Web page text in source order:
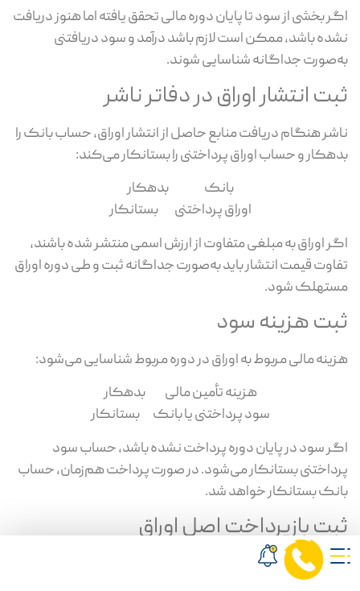
اگر بخشی از سود تا پایان دوره مالی تحقق یافته اما هنوز دریافت
نشده باشد، ممکن است لازم باشد درآمد و سود دریافتنی
به‌صورت جداگانه شناسایی شوند.
ثبت انتشار اوراق در دفاتر ناشر
ناشر هنگام دریافت منابع حاصل از انتشار اوراق، حساب بانک را
بدهکار و حساب اوراق پرداختنی را بستانکار می‌کند:
بانک بدهکار
اوراق پرداختنی بستانکار
اگر اوراق به مبلغی متفاوت از ارزش اسمی منتشر شده باشند،
تفاوت قیمت انتشار باید به‌صورت جداگانه ثبت و طی دوره اوراق
مستهلک شود.
ثبت هزینه سود
هزینه مالی مربوط به اوراق در دوره مربوط شناسایی می‌شود:
هزینه تأمین مالی بدهکار
سود پرداختنی یا بانک بستانکار
اگر سود در پایان دوره پرداخت نشده باشد، حساب سود
پرداختنی بستانکار می‌شود. در صورت پرداخت هم‌زمان، حساب
بانک بستانکار خواهد شد.
ثبت بازپرداخت اصل اوراق
در تاریخ سررسید، بدهی اوراق از دفاتر ناشر حذف و مبلغ آن
پرداخت می‌شود: